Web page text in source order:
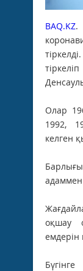
BAQ.KZ.
Олар
1992,
келген
адаммен
оқшау